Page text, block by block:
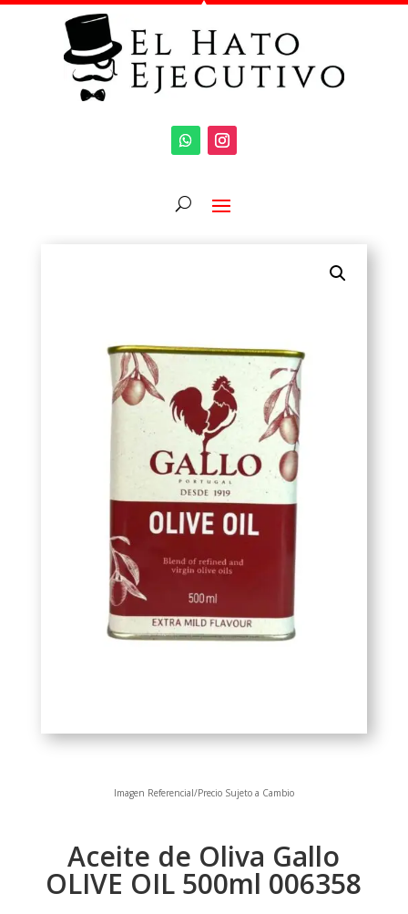
Imagen Referencial/Precio Sujeto a Cambio
Aceite de Oliva Gallo
OLIVE OIL 500ml 006358